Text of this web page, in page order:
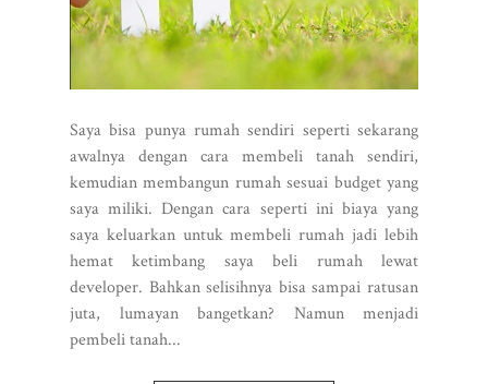
Saya bisa punya rumah sendiri seperti sekarang
awalnya dengan cara membeli tanah sendiri,
kemudian membangun rumah sesuai budget yang
saya miliki. Dengan cara seperti ini biaya yang
saya keluarkan untuk membeli rumah jadi lebih
hemat ketimbang saya beli rumah lewat
developer. Bahkan selisihnya bisa sampai ratusan
juta, lumayan bangetkan? Namun menjadi
pembeli tanah...